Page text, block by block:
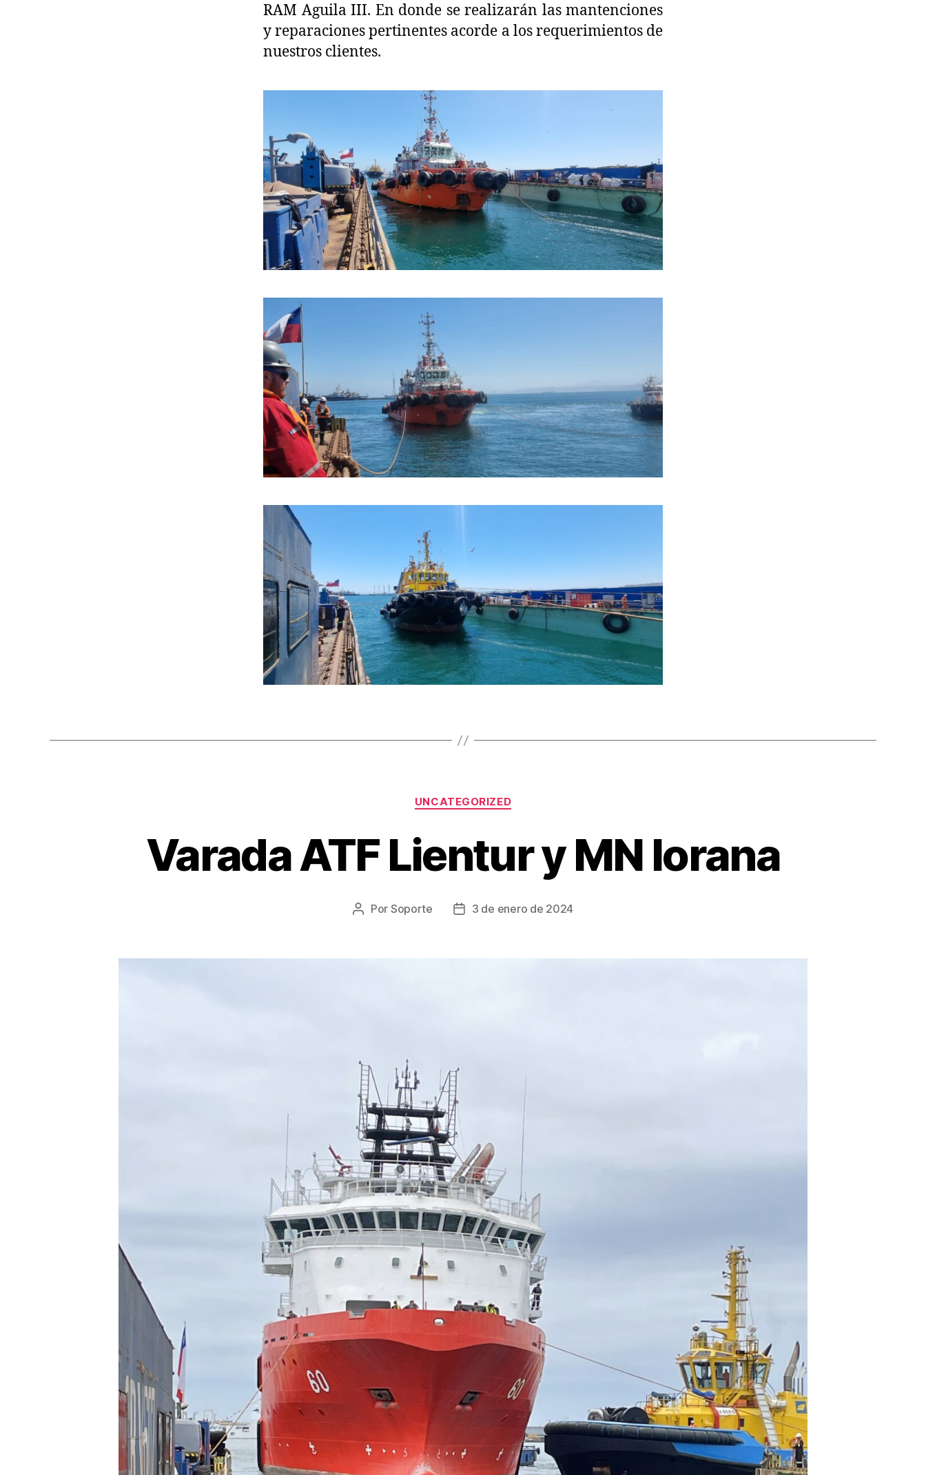
RAM Aguila III. En donde se realizarán las mantenciones
y reparaciones pertinentes acorde a los requerimientos de
nuestros clientes.
UNCATEGORIZED
Varada ATF Lientur y MN Iorana
Por Soporte 3 de enero de 2024